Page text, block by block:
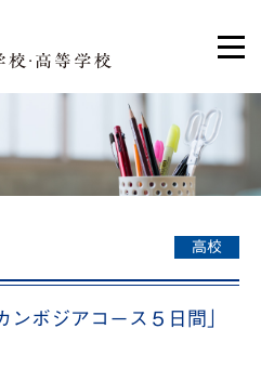
高校
ボジアコース５日間」